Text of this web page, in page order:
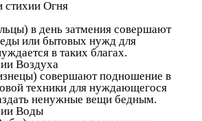
стихии Огня
в день затмения совершают
или бытовых нужд для
в таких благах.
Воздуха
совершают подношение в
техники для нуждающегося
ненужные вещи бедным.
Воды